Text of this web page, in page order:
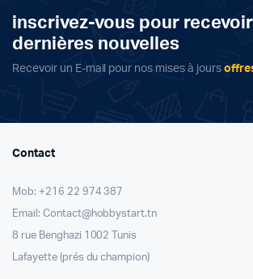
inscrivez-vous pour
dernières nouvelles
Recevoir un E-mail pour nos mises à jours
Contact
Mob: +216 22 974 387
Email: Contact@hobbystart.tn
8 rue Benghazi 1002 Tunis
Lafayette (prés du champion)